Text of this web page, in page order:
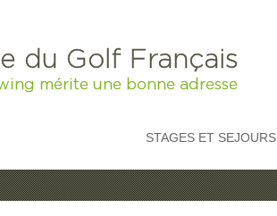
du Golf Français
mérite une bonne adresse
STAGES ET SEJOURS